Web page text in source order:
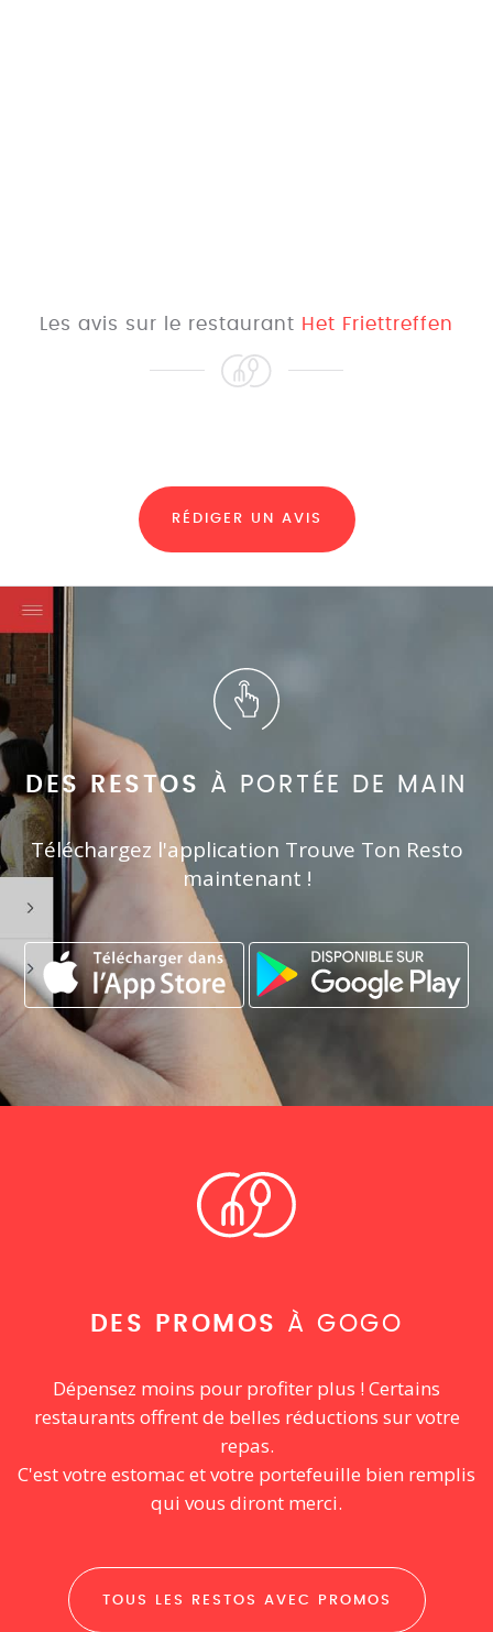
Les avis sur le restaurant Het Friettreffen
RÉDIGER UN AVIS
DES RESTOS À PORTÉE DE MAIN
Téléchargez l'application Trouve Ton Resto
maintenant !
DES PROMOS À GOGO
Dépensez moins pour profiter plus ! Certains
restaurants offrent de belles réductions sur votre
repas.
C'est votre estomac et votre portefeuille bien remplis
qui vous diront merci.
TOUS LES RESTOS AVEC PROMOS